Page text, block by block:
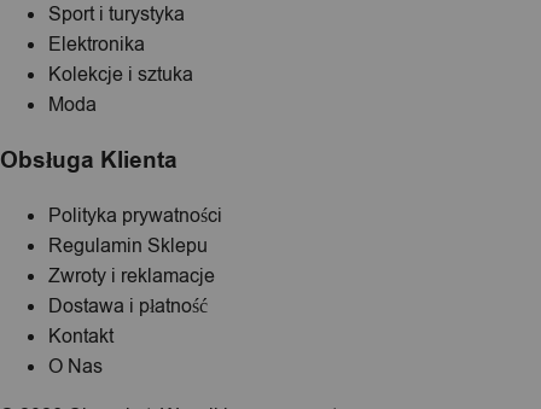
Sport i turystyka
Elektronika
Kolekcje i sztuka
Moda
Obsługa Klienta
Polityka prywatności
Regulamin Sklepu
Zwroty i reklamacje
Dostawa i płatność
Kontakt
O Nas